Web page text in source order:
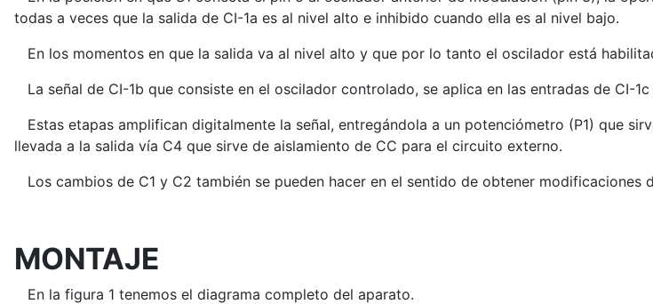
todas a veces que la salida de CI-1a es al nivel alto e inhibido cuando ella es al nivel bajo.
En los momentos en que la salida va al nivel alto y que por lo tanto el oscilador está
La señal de CI-1b que consiste en el oscilador controlado, se aplica en las entradas de CI-
Estas etapas amplifican digitalmente la señal, entregándola a un potenciómetro (P1) que
llevada a la salida vía C4 que sirve de aislamiento de CC para el circuito externo.
Los cambios de C1 y C2 también se pueden hacer en el sentido de obtener
MONTAJE
En la figura 1 tenemos el diagrama completo del aparato.